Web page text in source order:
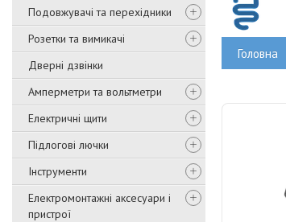
Подовжувачі та перехідники
Розетки та вимикачі
Дверні дзвінки
Амперметри та вольтметри
Електричні щити
Підлогові лючки
Інструменти
Електромонтажні аксесуари і
пристрої
Головна